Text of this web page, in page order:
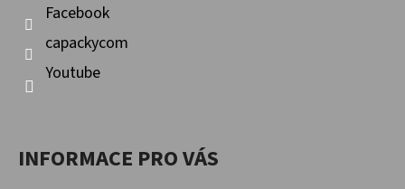
Facebook
capackycom
Youtube
INFORMACE PRO VÁS